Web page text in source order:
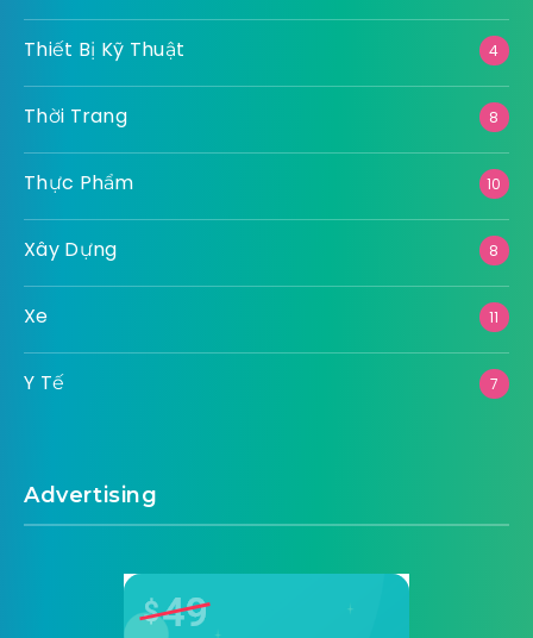
Thiết Bị Kỹ Thuật 4
Thời Trang 8
Thực Phẩm 10
Xây Dựng 8
Xe 11
Y Tế 7
Advertising